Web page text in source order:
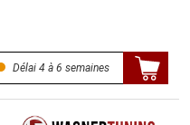
Délai 4 à 6 semaines